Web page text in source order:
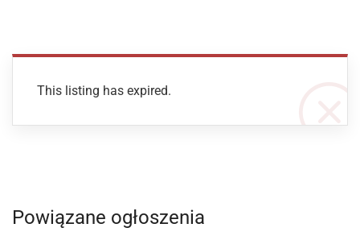
This listing has expired.
Powiązane ogłoszenia